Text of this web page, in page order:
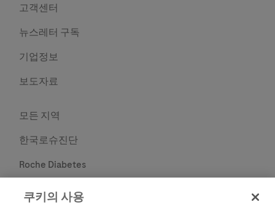
고객센터
뉴스레터 구독
기업정보
보도자료
모든 지역
한국로슈진단
Roche Diabetes
Roche
쿠키의 사용